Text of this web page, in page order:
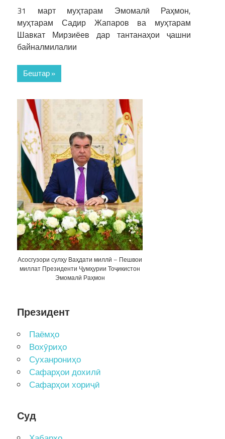
31 март муҳтарам Эмомалӣ Раҳмон,
муҳтарам Садир Жапаров ва муҳтарам
Шавкат Мирзиёев дар тантанаҳои ҷашни
байналмилалии
Бештар »
Асосгузори сулҳу Ваҳдати миллӣ – Пешвои
миллат Президенти Ҷумҳурии Тоҷикистон
Эмомалӣ Раҳмон
Президент
Паёмҳо
Вохӯриҳо
Суханрониҳо
Сафарҳои дохилӣ
Сафарҳои хориҷӣ
Суд